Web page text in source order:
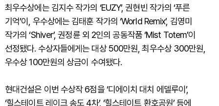
최우수상에는 김지수 작가의 ‘EUZY’, 권현빈 작가의 ‘푸른
기억’이, 우수상에는 김태훈 작가의 ‘World Remix’, 김영미
작가의 ‘Shiver’, 권정륜 외 2인의 공동작품 ‘Mist Totem’이
선정됐다. 수상자들에게는 대상 500만원, 최우수상 300만원,
우수상 100만원의 상금이 수여됐다.
현대건설은 이번 수상작 6점을 ‘디에이치 대치 에델루이’,
‘힐스테이트 레이크 송도 4차’, ‘힐스테이트 환호공원’ 등에